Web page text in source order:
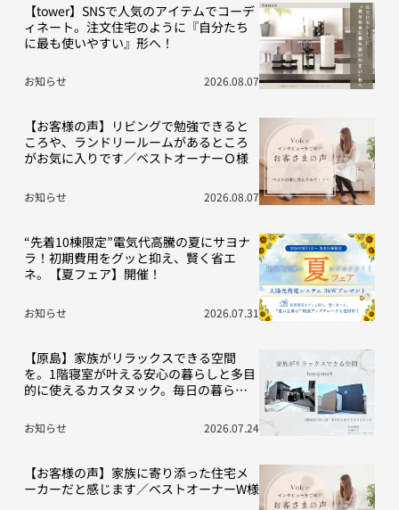
【tower】SNSで人気のアイテムでコーデ
ィネート。注文住宅のように『自分たち
に最も使いやすい』形へ！
お知らせ 2026.08.07
【お客様の声】リビングで勉強できると
ころや、ランドリールームがあるところ
がお気に入りです／ベストオーナーＯ様
お知らせ 2026.08.07
“先着10棟限定”電気代高騰の夏にサヨナ
ラ！初期費用をグッと抑え、賢く省エ
ネ。【夏フェア】開催！
お知らせ 2026.07.31
【原島】家族がリラックスできる空間
を。1階寝室が叶える安心の暮らしと多目
的に使えるカスタヌック。毎日の暮らし
お知らせ 2026.07.24
【お客様の声】家族に寄り添った住宅メ
ーカーだと感じます／ベストオーナーW様